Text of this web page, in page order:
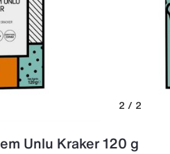
2 / 2
Unlu Kraker 120 g